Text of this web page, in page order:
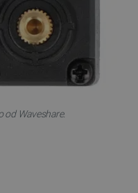
od Waveshare.